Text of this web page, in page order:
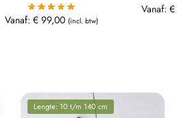
Vanaf: €99,00 (incl. btw)
Vanaf:€
Lengte: 10 t/m 140 cm